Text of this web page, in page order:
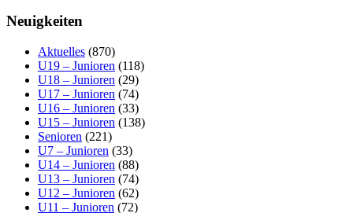
Neuigkeiten
Aktuelles (870)
U19 – Junioren (118)
U18 – Junioren (29)
U17 – Junioren (74)
U16 – Junioren (33)
U15 – Junioren (138)
Senioren (221)
U7 – Junioren (33)
U14 – Junioren (88)
U13 – Junioren (74)
U12 – Junioren (62)
U11 – Junioren (72)